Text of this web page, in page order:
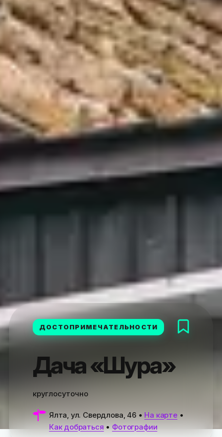
ДОСТОПРИМЕЧАТЕЛЬНОСТИ
Дача «Шура»
круглосуточно
Ялта, ул. Свердлова, 46• На карте•
Как добраться • Фотографии